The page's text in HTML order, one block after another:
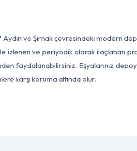
ve Şırnak çevresindeki modern
ve periyodik olarak ilaçlanan
faydalanabilirsiniz. Eşyalarınız
karşı koruma altında olur.